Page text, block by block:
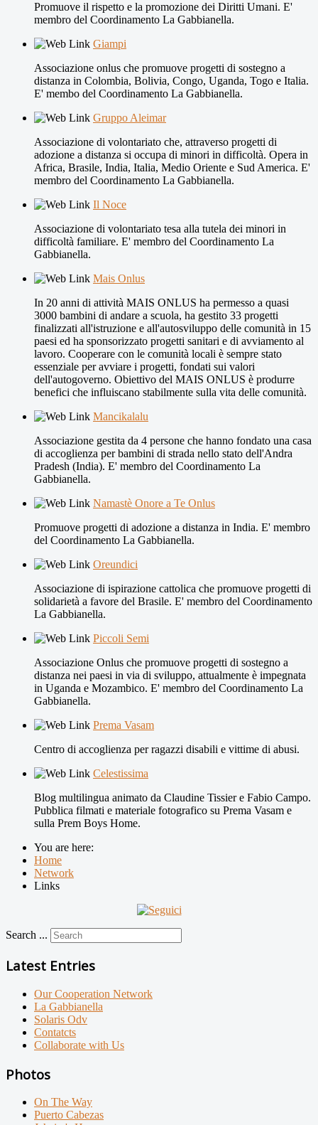
Promuove il rispetto e la promozione dei Diritti Umani. E'
membro del Coordinamento La Gabbianella.
Giampi
Associazione onlus che promuove progetti di sostegno a
distanza in Colombia, Bolivia, Congo, Uganda, Togo e Italia.
E' membo del Coordinamento La Gabbianella.
Gruppo Aleimar
Associazione di volontariato che, attraverso progetti di
adozione a distanza si occupa di minori in difficoltà. Opera in
Africa, Brasile, India, Italia, Medio Oriente e Sud America. E'
membro del Coordinamento La Gabbianella.
Il Noce
Associazione di volontariato tesa alla tutela dei minori in
difficoltà familiare. E' membro del Coordinamento La
Gabbianella.
Mais Onlus
In 20 anni di attività MAIS ONLUS ha permesso a quasi
3000 bambini di andare a scuola, ha gestito 33 progetti
finalizzati all'istruzione e all'autosviluppo delle comunità in 15
paesi ed ha sponsorizzato progetti sanitari e di avviamento al
lavoro. Cooperare con le comunità locali è sempre stato
essenziale per avviare i progetti, fondati sui valori
dell'autogoverno. Obiettivo del MAIS ONLUS è produrre
benefici che influiscano stabilmente sulla vita delle comunità.
Mancikalalu
Associazione gestita da 4 persone che hanno fondato una casa
di accoglienza per bambini di strada nello stato dell'Andra
Pradesh (India). E' membro del Coordinamento La
Gabbianella.
Namastè Onore a Te Onlus
Promuove progetti di adozione a distanza in India. E' membro
del Coordinamento La Gabbianella.
Oreundici
Associazione di ispirazione cattolica che promuove progetti di
solidarietà a favore del Brasile. E' membro del Coordinamento
La Gabbianella.
Piccoli Semi
Associazione Onlus che promuove progetti di sostegno a
distanza nei paesi in via di sviluppo, attualmente è impegnata
in Uganda e Mozambico. E' membro del Coordinamento La
Gabbianella.
Prema Vasam
Centro di accoglienza per ragazzi disabili e vittime di abusi.
Celestissima
Blog multilingua animato da Claudine Tissier e Fabio Campo.
Pubblica filmati e materiale fotografico su Prema Vasam e
sulla Prem Boys Home.
You are here:
Home
Network
Links
Search ...
Latest Entries
Our Cooperation Network
La Gabbianella
Solaris Odv
Contatcts
Collaborate with Us
Photos
On The Way
Puerto Cabezas